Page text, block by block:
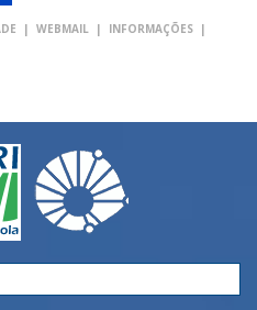
| WEBMAIL | INFORMAÇÕES |